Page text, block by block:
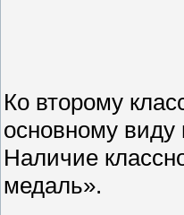
Ко второму
основному
Наличие
медаль».